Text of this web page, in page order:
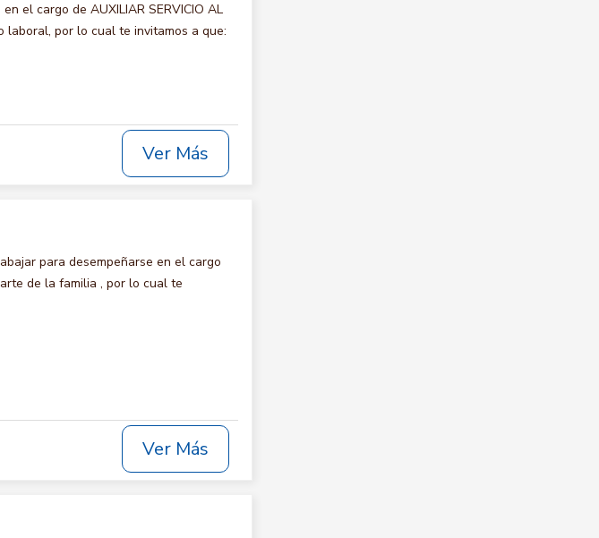
el cargo de AUXILIAR SERVICIO AL
laboral, por lo cual te invitamos a que:
Ver Más
para desempeñarse en el cargo
de la familia , por lo cual te
Ver Más